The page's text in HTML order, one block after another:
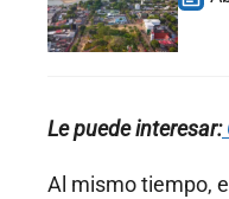
Le puede interesar:
Al mismo tiempo,